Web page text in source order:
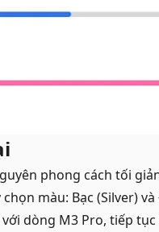
phong cách tối
màu: Bạc (Silver)
dòng M3 Pro, tiếp